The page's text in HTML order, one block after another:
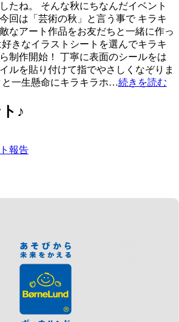
たね。 そんな秋にちなんだイベント
回は「芸術の秋」と言う事で キラキ
なアート作品をお友だちと一緒に作っ
きなイラストシートを選んでキラキ
制作開始！ 丁寧に表面のシールをは
ルを貼り付けて指でやさしくなぞりま
一生懸命にキラキラホ…続きを読む
♪
報告